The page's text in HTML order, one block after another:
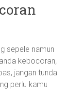
sepele namun
kebocoran,
jangan tunda
perlu kamu